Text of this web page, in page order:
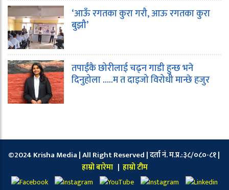
‘आऊँ रगतका कुरा गरौ, आऊ रगतका कुरा
बुझौ’
तपाईंकै छोरीलाई चढ्न गाडी हुन्छ भने
दिनुहोला …..म त दाइजो विरोधी मान्छे हजुर
©2024 Krisha Media | All Right Reserved | दर्ता नं. म.प्र.:३८/०८०-८१ |
हाम्रो बारेमा | हाम्रो टीम